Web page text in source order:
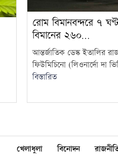
রোম বিমানবন্দরে ৭
বিমানের ২৬০…
আন্তর্জাতিক ডেস্ক ইতালির
ফিউমিচিনো (লিওনার্দো দা
বিস্তারিত
খেলাধুলা বিনোদন